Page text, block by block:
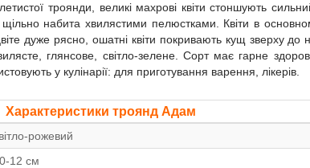
троянди, великі махрові квіти стоншують
щільно набита хвилястими пелюстками. Квіти в
дуже рясно, ошатні квіти покривають кущ зверху до
глянсове, світло-зелене. Сорт має гарне
у кулінарії: для приготування варення, лікерів.
Характеристики троянд Адам
рожевий
12 см